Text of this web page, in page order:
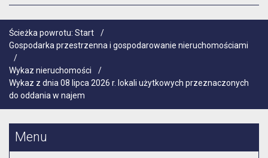
Ścieżka powrotu: Start
/
Gospodarka przestrzenna i gospodarowanie nieruchomościami
/
Wykaz nieruchomości
/
Wykaz z dnia 08 lipca 2026 r. lokali użytkowych przeznaczonych
do oddania w najem
Menu